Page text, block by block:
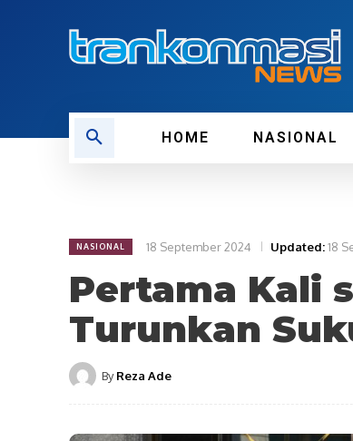
HOME NASIONAL
NASIONAL 18 September 2024 Updated:18
Pertama Kali
Turunkan
By Reza Ade